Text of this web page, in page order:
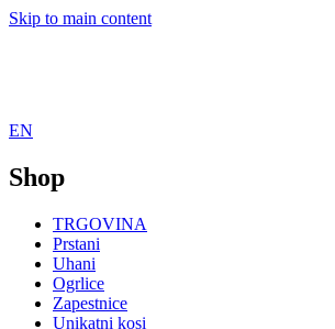
Skip to main content
EN
Shop
TRGOVINA
Prstani
Uhani
Ogrlice
Zapestnice
Unikatni kosi